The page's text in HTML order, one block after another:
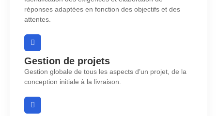
réponses adaptées en fonction des objectifs et des
attentes.
Gestion de projets
Gestion globale de tous les aspects d’un projet, de la
conception initiale à la livraison.